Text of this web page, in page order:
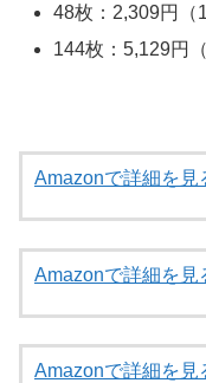
48枚：2,309円（
144枚：5,129円
Amazonで詳細を見
Amazonで詳細を見
Amazonで詳細を見